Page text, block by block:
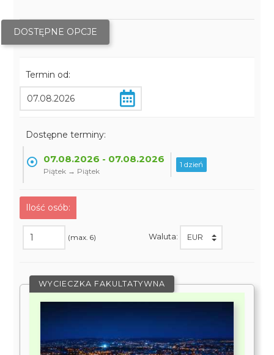
DOSTĘPNE OPCJE
Termin od:
Dostępne terminy:
07.08.2026 - 07.08.2026
Piątek → Piątek
1 dzień
Ilość osób:
(max. 6) Waluta:
WYCIECZKA FAKULTATYWNA